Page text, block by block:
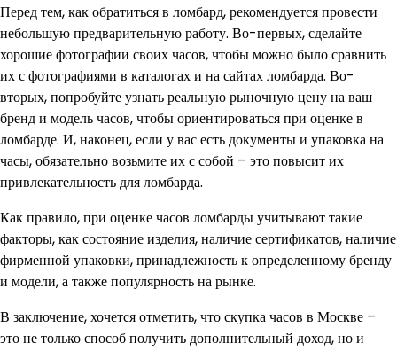
Перед тем, как обратиться в ломбард, рекомендуется провести
небольшую предварительную работу. Во-первых, сделайте
хорошие фотографии своих часов, чтобы можно было сравнить
их с фотографиями в каталогах и на сайтах ломбарда. Во-
вторых, попробуйте узнать реальную рыночную цену на ваш
бренд и модель часов, чтобы ориентироваться при оценке в
ломбарде. И, наконец, если у вас есть документы и упаковка на
часы, обязательно возьмите их с собой – это повысит их
привлекательность для ломбарда.
Как правило, при оценке часов ломбарды учитывают такие
факторы, как состояние изделия, наличие сертификатов, наличие
фирменной упаковки, принадлежность к определенному бренду
и модели, а также популярность на рынке.
В заключение, хочется отметить, что скупка часов в Москве –
это не только способ получить дополнительный доход, но и